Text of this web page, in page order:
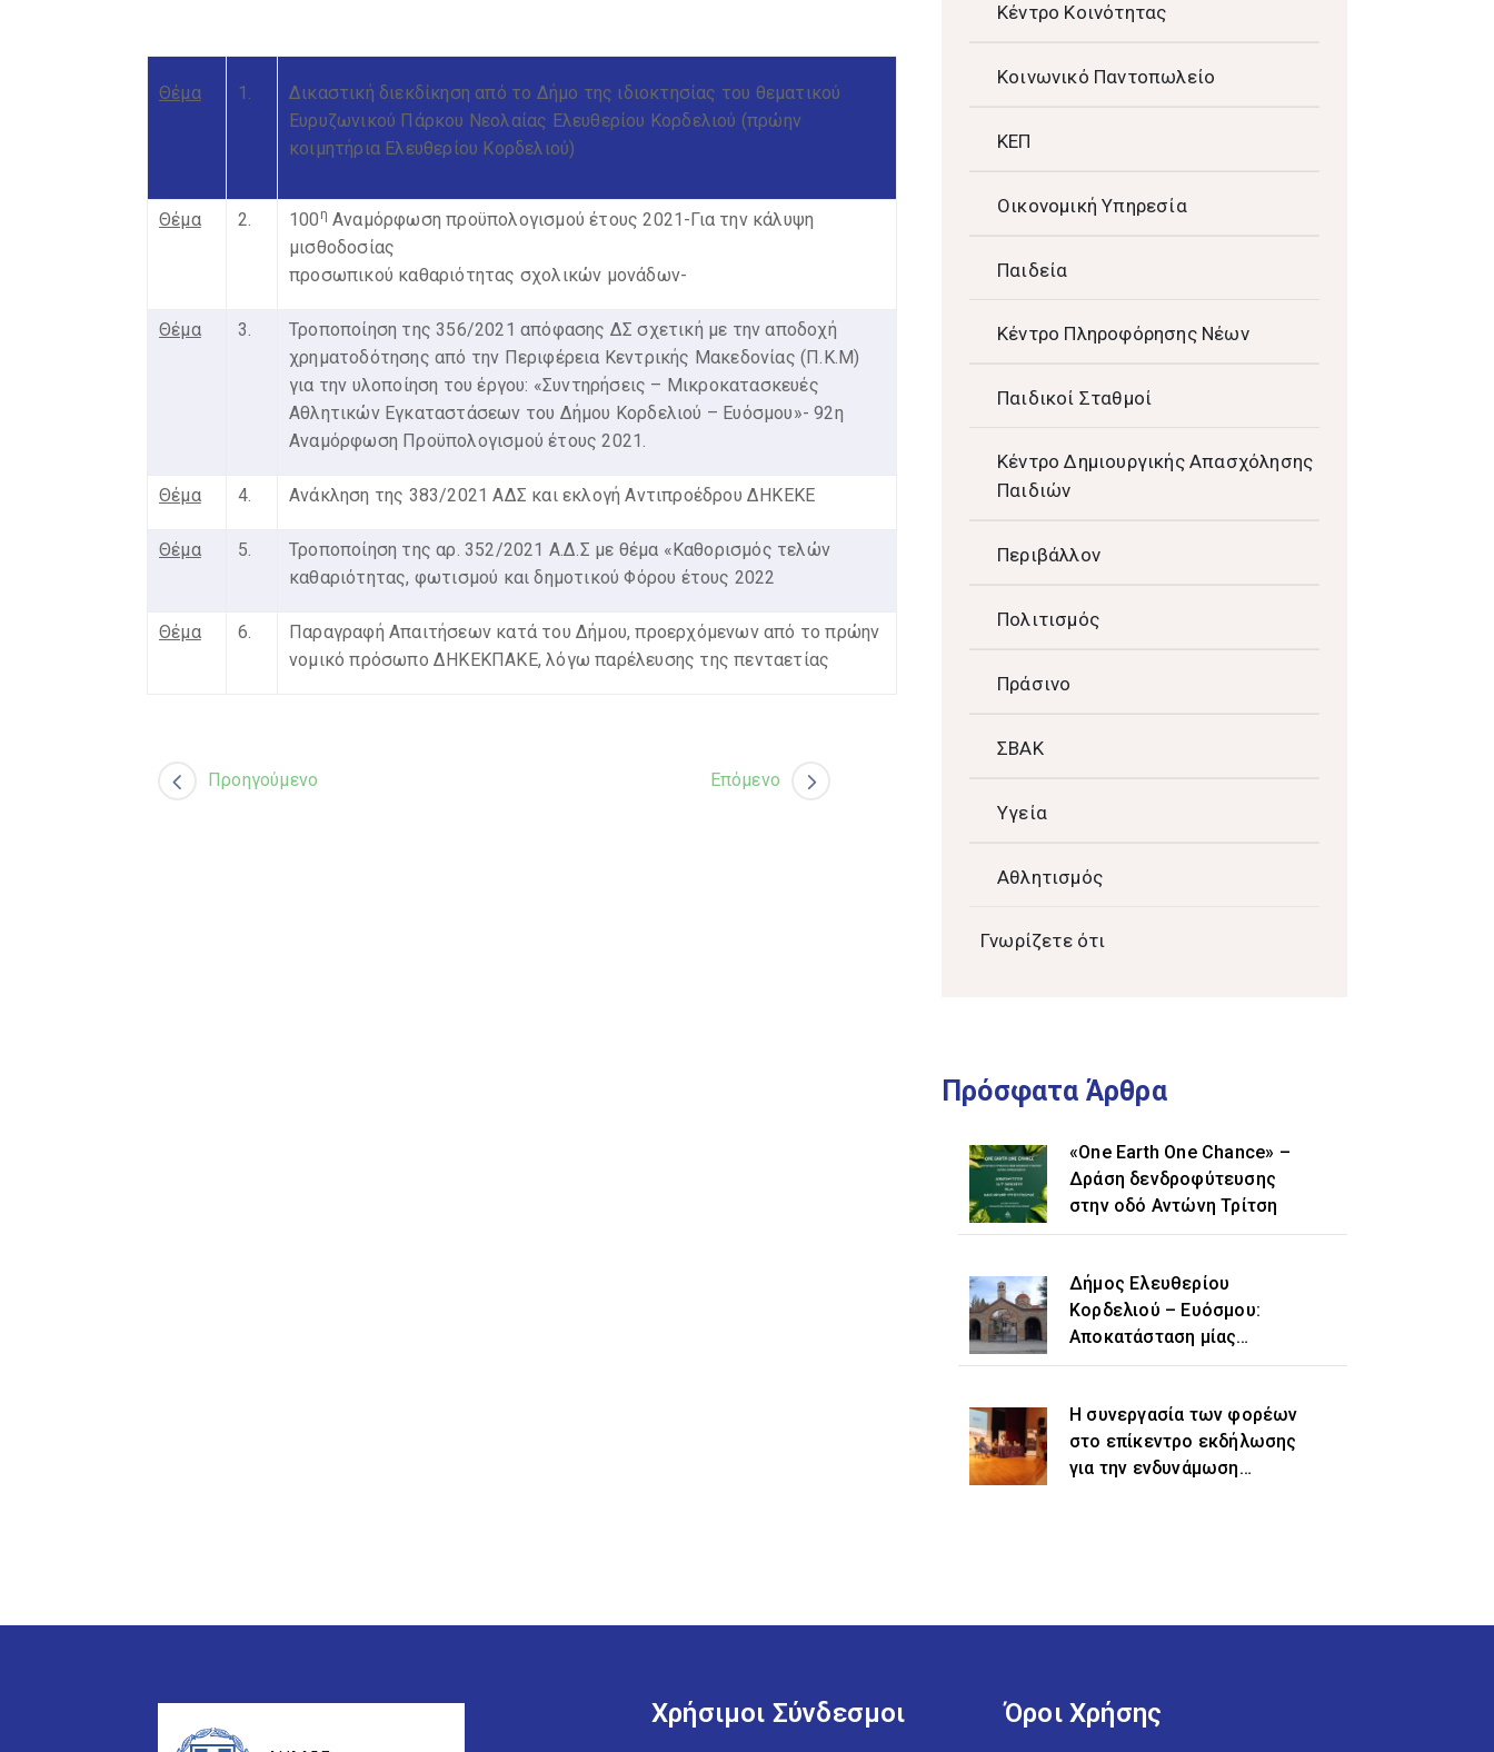
Θέμα 1.
Δικαστική διεκδίκηση από το Δήμο της ιδιοκτησίας του θεματικού
Ευρυζωνικού Πάρκου Νεολαίας Ελευθερίου Κορδελιού (πρώην
κοιμητήρια Ελευθερίου Κορδελιού)
Θέμα 2. 100 η Αναμόρφωση προϋπολογισμού έτους 2021-Για την κάλυψη
μισθοδοσίας
προσωπικού καθαριότητας σχολικών μονάδων-
Θέμα 3.
Τροποποίηση της 356/2021 απόφασης ΔΣ σχετική με την αποδοχή
χρηματοδότησης από την Περιφέρεια Κεντρικής Μακεδονίας (Π.Κ.Μ)
για την υλοποίηση του έργου: «Συντηρήσεις – Μικροκατασκευές
Αθλητικών Εγκαταστάσεων του Δήμου Κορδελιού – Ευόσμου»- 92η
Αναμόρφωση Προϋπολογισμού έτους 2021.
Θέμα 4. Ανάκληση της 383/2021 ΑΔΣ και εκλογή Αντιπροέδρου ΔΗΚΕΚΕ
Θέμα 5.
Τροποποίηση της αρ. 352/2021 Α.Δ.Σ με θέμα «Καθορισμός τελών
καθαριότητας, φωτισμού και δημοτικού Φόρου έτους 2022
Θέμα 6.
Παραγραφή Απαιτήσεων κατά του Δήμου, προερχόμενων από το πρώην
νομικό πρόσωπο ΔΗΚΕΚΠΑΚΕ, λόγω παρέλευσης της πενταετίας
Προηγούμενο Επόμενο
Κέντρο Κοινότητας
Κοινωνικό Παντοπωλείο
ΚΕΠ
Οικονομική Υπηρεσία
Παιδεία
Κέντρο Πληροφόρησης Νέων
Παιδικοί Σταθμοί
Κέντρο Δημιουργικής Απασχόλησης
Παιδιών
Περιβάλλον
Πολιτισμός
Πράσινο
ΣΒΑΚ
Υγεία
Αθλητισμός
Γνωρίζετε ότι
Πρόσφατα Άρθρα
«One Earth One Chance» –
Δράση δενδροφύτευσης
στην οδό Αντώνη Τρίτση
Δήμος Ελευθερίου
Κορδελιού – Ευόσμου:
Αποκατάσταση μίας
ιστορικής αδικίας η
«Ελευθέριο» στην
ονομασία του δήμου
Η συνεργασία των φορέων
στο επίκεντρο εκδήλωσης
για την ενδυνάμωση
Χρήσιμοι Σύνδεσμοι Όροι Χρήσης